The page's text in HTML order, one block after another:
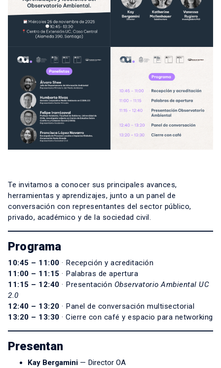
Te invitamos a conocer sus principales avances,
herramientas y aprendizajes, junto a un panel de
conversación con representantes del sector público,
privado, académico y de la sociedad civil.
Programa
10:45 – 11:00 · Recepción y acreditación
11:00 – 11:15 · Palabras de apertura
11:15 – 12:40 · Presentación Observatorio Ambiental UC
2.0
12:40 – 13:20 · Panel de conversación multisectorial
13:20 – 13:30 · Cierre con café y espacio para networking
Presentan
Kay Bergamini — Director OA